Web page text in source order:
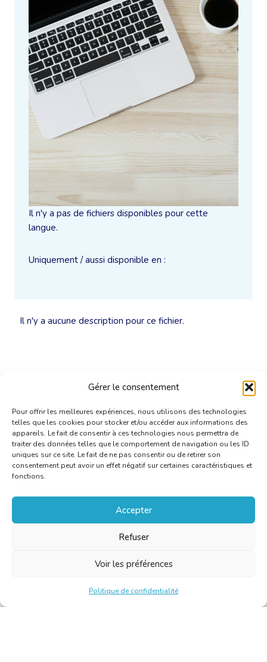
Gérer le consentement
Pour offrir les meilleures expériences, nous utilisons des technologies
telles que les cookies pour stocker et/ou accéder aux informations des
appareils. Le fait de consentir à ces technologies nous permettra de
traiter des données telles que le comportement de navigation ou les ID
uniques sur ce site. Le fait de ne pas consentir ou de retirer son
consentement peut avoir un effet négatif sur certaines caractéristiques et
fonctions.
Accepter
Refuser
Voir les préférences
Politique de confidentialité
Il n'y a aucune description pour ce fichier.
Il n'y a pas de fichiers disponibles pour cette
langue.
Uniquement / aussi disponible en :